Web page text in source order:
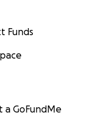
Funds
a GoFundMe